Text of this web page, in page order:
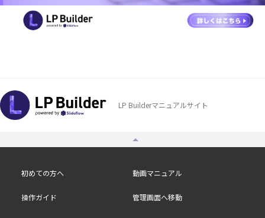
LP Builderマニュアルサイト
初めての方へ 動画マニュアル
操作ガイド 管理画面へ移動